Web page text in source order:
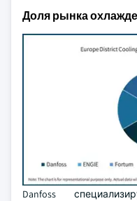
Доля рынка
Danfoss